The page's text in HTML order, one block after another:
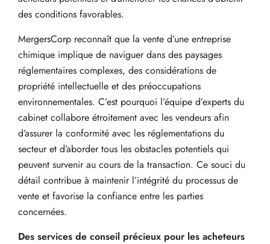
des conditions favorables.
MergersCorp reconnaît que la vente d’une entreprise
chimique implique de naviguer dans des paysages
réglementaires complexes, des considérations de
propriété intellectuelle et des préoccupations
environnementales. C’est pourquoi l’équipe d’experts du
cabinet collabore étroitement avec les vendeurs afin
d’assurer la conformité avec les réglementations du
secteur et d’aborder tous les obstacles potentiels qui
peuvent survenir au cours de la transaction. Ce souci du
détail contribue à maintenir l’intégrité du processus de
vente et favorise la confiance entre les parties
concernées.
Des services de conseil précieux pour les acheteurs